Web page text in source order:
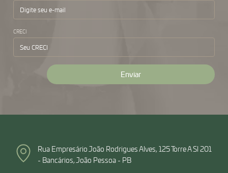
CRECI
Rua Empresário João Rodrigues Alves, 125 Torre A Sl 201
- Bancários, João Pessoa - PB